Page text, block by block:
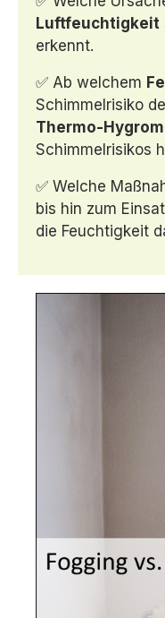
Luftfeuchtigkeit
erkennt.
✅ Ab welchem
Schimmelrisiko
Thermo-
Schimmelrisikos
✅ Welche
bis hin zum
die Feuchtigkeit